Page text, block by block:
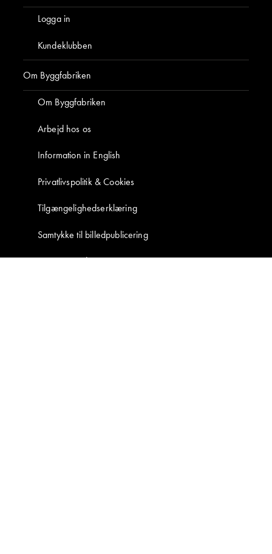
Danmarks eneste kundeklub for bygningsbevaring
og nænsom renovering med klassiske materialer.